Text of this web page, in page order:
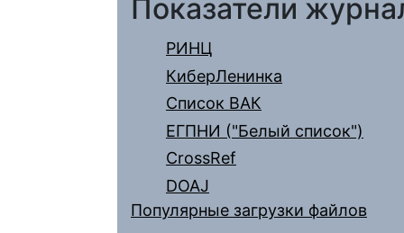
Показатели
РИНЦ
КиберЛенинка
Список ВАК
ЕГПНИ ("Белый список")
CrossRef
DOAJ
Популярные загрузки файлов